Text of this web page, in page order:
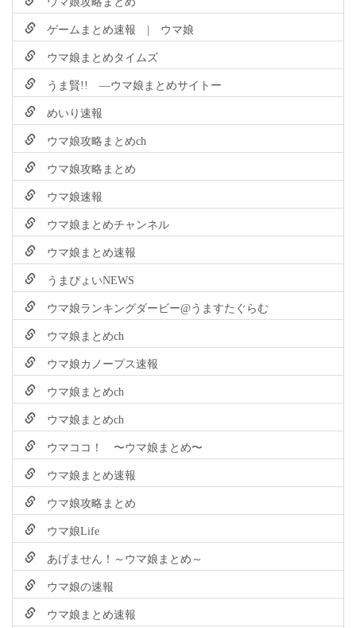
ゲームまとめ速報 | ウマ娘
ウマ娘まとめタイムズ
うま賢!! ―ウマ娘まとめサイトー
めいり速報
ウマ娘攻略まとめch
ウマ娘攻略まとめ
ウマ娘速報
ウマ娘まとめチャンネル
ウマ娘まとめ速報
うまぴょいNEWS
ウマ娘ランキングダービー@うますたぐらむ
ウマ娘まとめch
ウマ娘カノープス速報
ウマ娘まとめch
ウマ娘まとめch
ウマココ！ 〜ウマ娘まとめ〜
ウマ娘まとめ速報
ウマ娘攻略まとめ
ウマ娘Life
あげません！～ウマ娘まとめ～
ウマ娘の速報
ウマ娘まとめ速報